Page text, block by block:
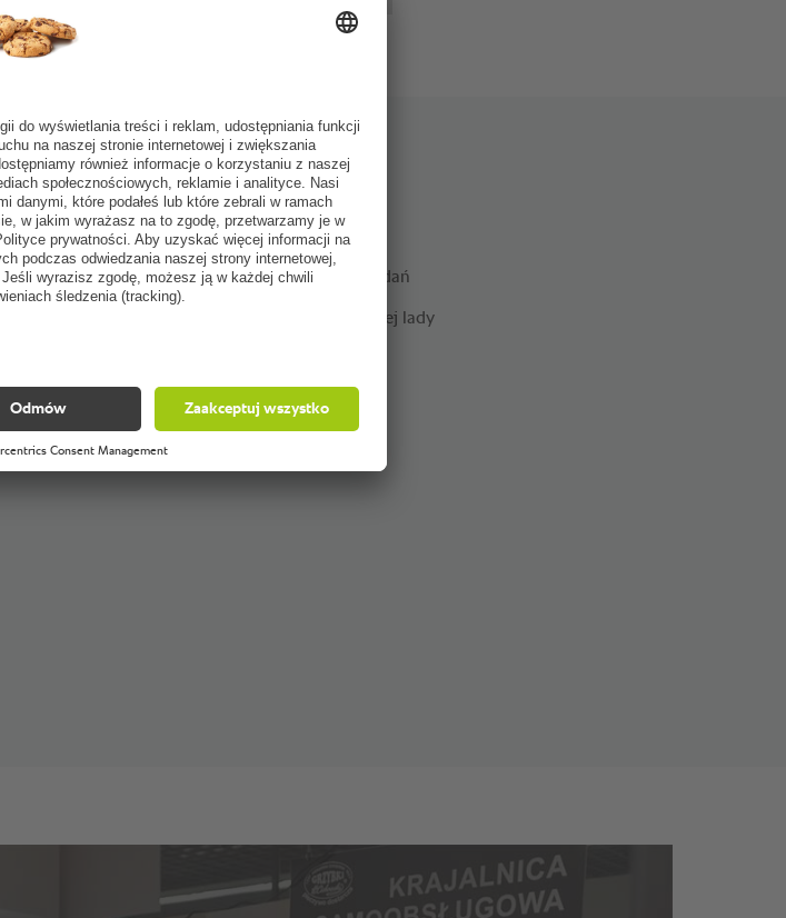
Korzyści:
Łatwość w obsłudze
Szereg możliwości przygotowywania dań
Ułatwienie w rozszerzaniu oferty ciepłej lady